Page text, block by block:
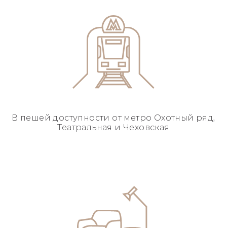
В пешей доступности от метро Охотный ряд,
Театральная и Чеховская